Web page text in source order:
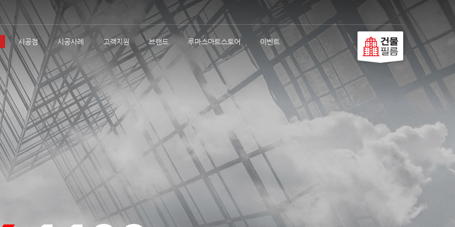
시공점 시공사례 고객지원 브랜드 루마스마트스토어 이벤트